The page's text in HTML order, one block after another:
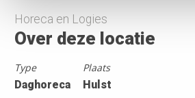
Horeca en Logies
Over deze locatie
Type
Daghoreca
Plaats
Hulst